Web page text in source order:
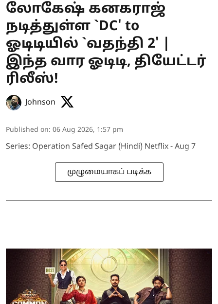
லோகேஷ் கனகராஜ்
நடித்துள்ள `DC' to
ஓடிடியில் `வதந்தி 2' |
இந்த வார ஓடிடி, தியேட்டர்
ரிலீஸ்!
Johnson
Published on: 06 Aug 2026, 1:57 pm
Series: Operation Safed Sagar (Hindi) Netflix - Aug 7
முழுமையாகப் படிக்க